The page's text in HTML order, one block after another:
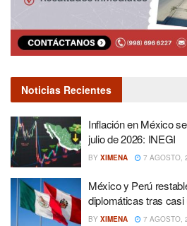
Noticias Recientes
Inflación en México
julio de 2026: INEGI
BY XIMENA 7 AGOSTO,
México y Perú
diplomáticas tras casi
BY XIMENA 7 AGOSTO,